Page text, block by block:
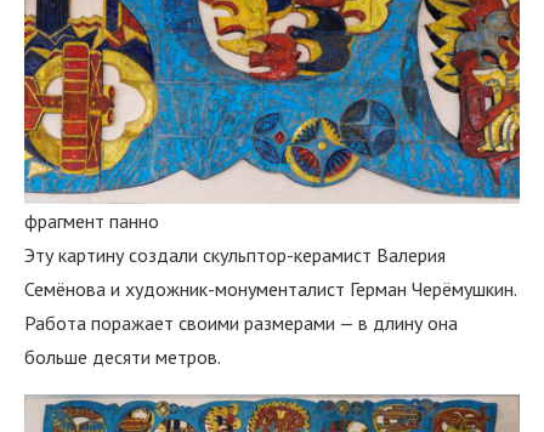
фрагмент панно
Эту картину создали скульптор-керамист Валерия
Семёнова и художник-монументалист Герман Черёмушкин.
Работа поражает своими размерами — в длину она
больше десяти метров.